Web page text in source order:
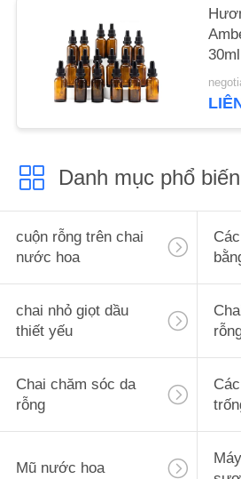
CẦU
BÁO
GIÁ
SƠ
ĐỒ
TRANG
WEB
POLICY
Danh mục phổ biến
cuộn rỗng trên chai
nước hoa
chai nhỏ giọt dầu
thiết yếu
Chai chăm sóc da
rỗng
Mũ nước hoa